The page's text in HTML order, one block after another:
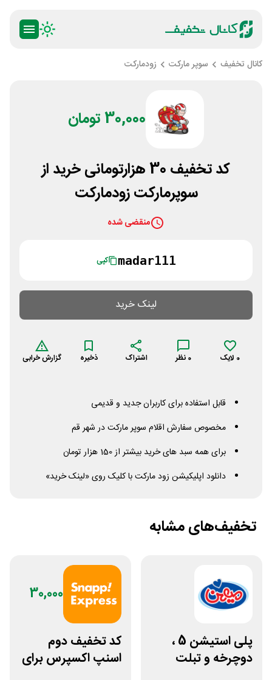
کانال تخفیف سوپر مارکت زودمارکت
30,000 تومان
کد تخفیف 30 هزارتومانی خرید از
سوپرمارکت زودمارکت
منقضی شده
madar111 کپی
لینک خرید
0 لایک 0 نظر اشتراک ذخیره گزارش خرابی
قابل استفاده برای کاربران جدید و قدیمی
مخصوص سفارش اقلام سوپر مارکت در شهر قم
برای همه سبد های خرید بیشتر از 150 هزار تومان
دانلود اپلیکیشن زود مارکت با کلیک روی «لینک خرید»
تخفیف‌های مشابه
پلی استیشن 5 ،
دوچرخه و تبلت
30,000
کد تخفیف دوم
اسنپ اکسپرس برای